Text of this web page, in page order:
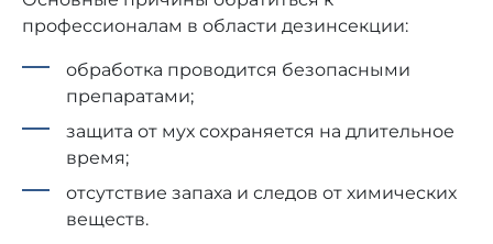
профессионалам в области дезинсекции:
обработка проводится безопасными
препаратами;
защита от мух сохраняется на длительное
время;
отсутствие запаха и следов от химических
веществ.